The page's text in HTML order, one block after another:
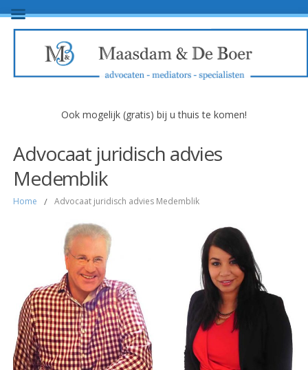
Ook mogelijk (gratis) bij u thuis te komen!
Advocaat juridisch advies
Medemblik
Home / Advocaat juridisch advies Medemblik